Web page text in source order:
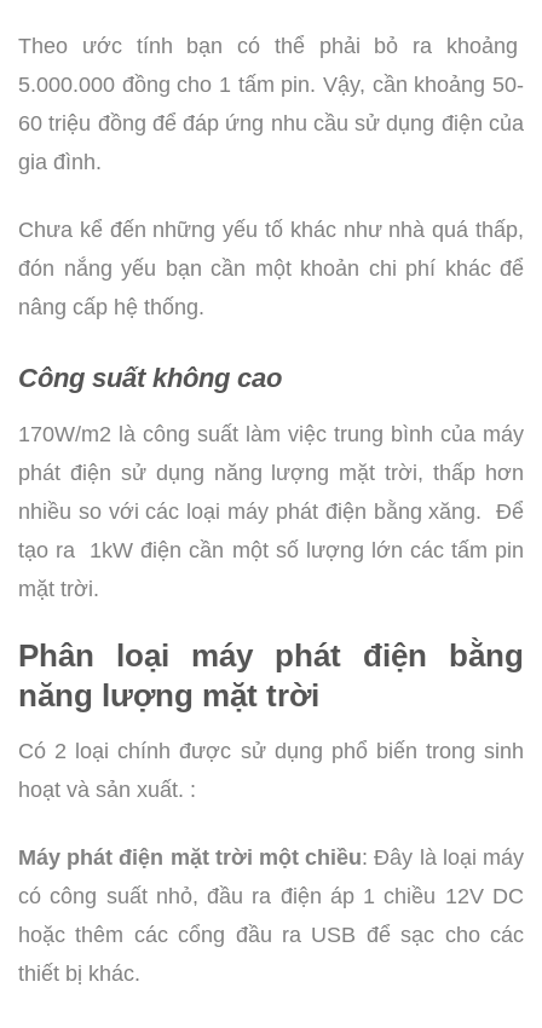
Theo ước tính bạn có thể phải bỏ ra khoảng
5.000.000 đồng cho 1 tấm pin. Vậy, cần khoảng 50-
60 triệu đồng để đáp ứng nhu cầu sử dụng điện của
gia đình.
Chưa kể đến những yếu tố khác như nhà quá thấp,
đón nắng yếu bạn cần một khoản chi phí khác để
nâng cấp hệ thống.
Công suất không cao
170W/m2 là công suất làm việc trung bình của máy
phát điện sử dụng năng lượng mặt trời, thấp hơn
nhiều so với các loại máy phát điện bằng xăng. Để
tạo ra 1kW điện cần một số lượng lớn các tấm pin
mặt trời.
Phân loại máy phát điện bằng
năng lượng mặt trời
Có 2 loại chính được sử dụng phổ biến trong sinh
hoạt và sản xuất. :
Máy phát điện mặt trời một chiều: Đây là loại máy
có công suất nhỏ, đầu ra điện áp 1 chiều 12V DC
hoặc thêm các cổng đầu ra USB để sạc cho các
thiết bị khác.